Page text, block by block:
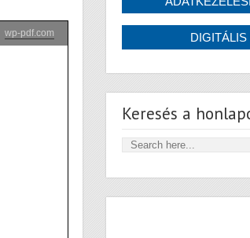
wp-pdf.com
Keresés a